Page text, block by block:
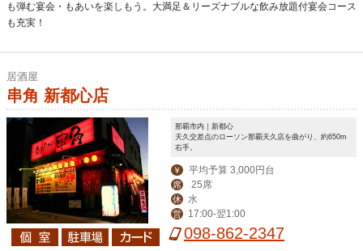
も弾む宴会・もあいを楽しもう。大満足＆リーズナブルな飲み放題付宴会コース
も充実！
居酒屋
串角 新都心店
那覇市内｜新都心
天久交差点のローソン那覇天久店を曲がり、約650m
右手。
￥ 平均予算 3,000円台
席 25席
休 水
営 17:00-翌1:00
098-862-2347